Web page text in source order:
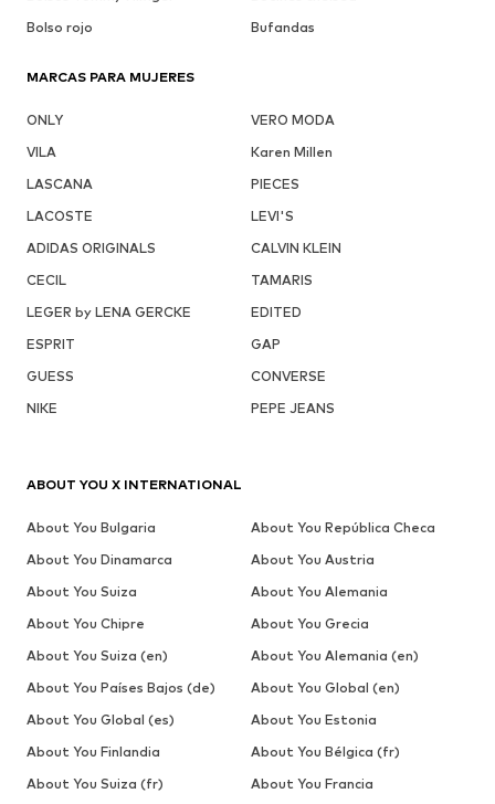
Bolso rojo
Bufandas
MARCAS PARA MUJERES
ONLY
VERO MODA
VILA
Karen Millen
LASCANA
PIECES
LACOSTE
LEVI'S
ADIDAS ORIGINALS
CALVIN KLEIN
CECIL
TAMARIS
LEGER by LENA GERCKE
EDITED
ESPRIT
GAP
GUESS
CONVERSE
NIKE
PEPE JEANS
ABOUT YOU X INTERNATIONAL
About You Bulgaria
About You República Checa
About You Dinamarca
About You Austria
About You Suiza
About You Alemania
About You Chipre
About You Grecia
About You Suiza (en)
About You Alemania (en)
About You Países Bajos (de)
About You Global (en)
About You Global (es)
About You Estonia
About You Finlandia
About You Bélgica (fr)
About You Suiza (fr)
About You Francia